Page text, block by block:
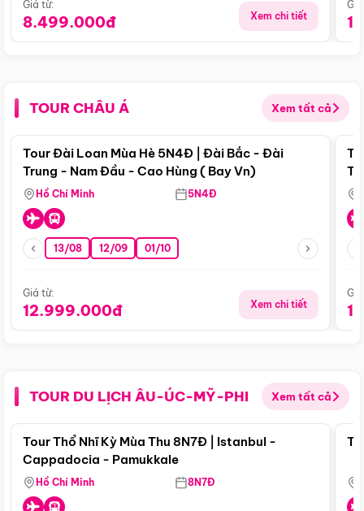
Giá từ:
8.499.000đ Xem chi tiết
TOUR CHÂU Á Xem tất cả
Điểm nổi bật
Tour Đài Loan Mùa Hè 5N4Đ | Đài Bắc - Đài
Trung - Nam Đầu - Cao Hùng ( Bay Vn)
Hồ Chí Minh 5N4Đ
13/08 12/09 01/10
Giá từ:
12.999.000đ Xem chi tiết
TOUR DU LỊCH ÂU-ÚC-MỸ-PHI Xem tất cả
Điểm nổi bật
Tour Thổ Nhĩ Kỳ Mùa Thu 8N7Đ | Istanbul -
Cappadocia - Pamukkale
Hồ Chí Minh 8N7Đ